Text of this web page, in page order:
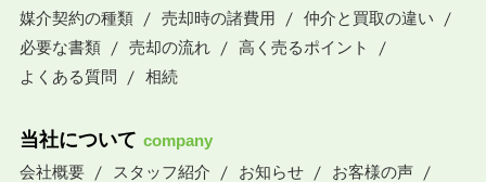
媒介契約の種類
売却時の諸費用
仲介と買取の違い
必要な書類
売却の流れ
高く売るポイント
よくある質問
相続
当社について company
会社概要
スタッフ紹介 お知らせ
お客様の声